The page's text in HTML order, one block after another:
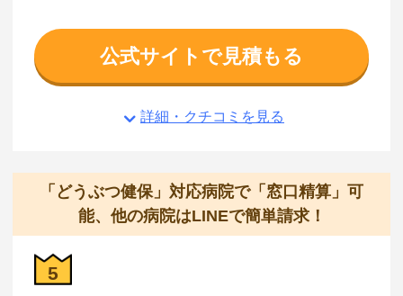
公式サイトで見積もる
詳細・クチコミを見る
「どうぶつ健保」対応病院で「窓口精算」可
能、他の病院はLINEで簡単請求！
5